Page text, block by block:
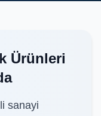
Ürünleri
sanayi